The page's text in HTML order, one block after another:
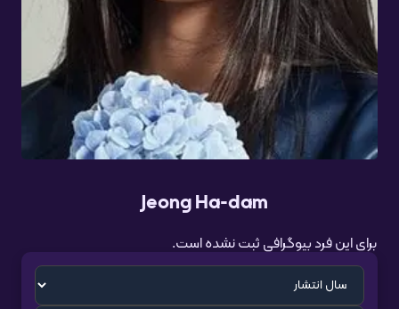
Jeong Ha-dam
برای این فرد بیوگرافی ثبت نشده است.